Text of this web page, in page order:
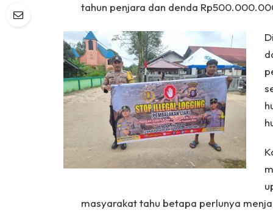
tahun penjara dan denda
masyarakat tahu betapa perlunya